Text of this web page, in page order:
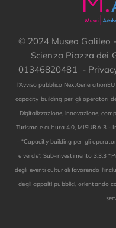
© 2024 Museo Galileo
Scienza Piazza dei
01346820481 -
l’Avviso pubblico
capacity building per gli operatori
Digitalizzazione, innovazione,
Turismo e cultura 4.0, MISURA 3 -
– “Capacity building per gli
e verde”, Sub-investimento 3.3.3
degli eventi culturali favorendo
degli appalti pubblici, orientando